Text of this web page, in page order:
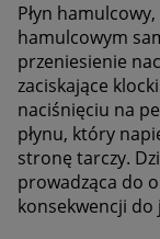
Płyn
hamulcowym
przeniesienie
zaciskające
naciśnięciu na
płynu, który
stronę tarczy.
prowadząca do
konsekwencji do